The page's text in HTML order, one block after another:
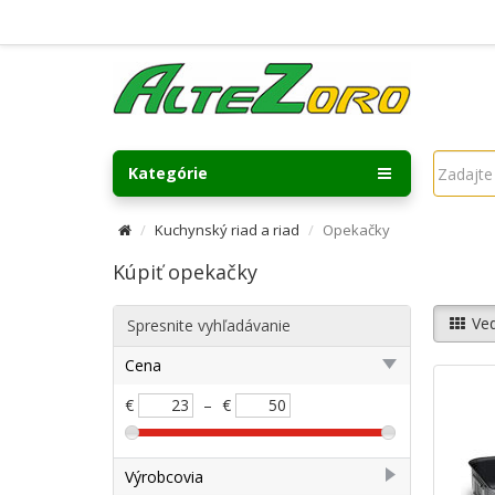
Kategórie
Kuchynský riad a riad Opekačky
Kúpiť opekačky
Spresnite vyhľadávanie
Cena
€
– €
Výrobcovia